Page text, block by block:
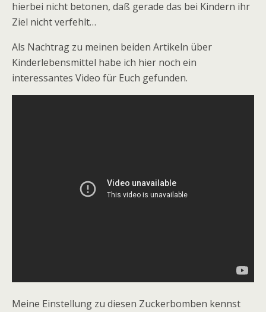
hierbei nicht betonen, daß gerade das bei Kindern ihr
Ziel nicht verfehlt…
Als Nachtrag zu meinen beiden Artikeln über
Kinderlebensmittel habe ich hier noch ein
interessantes Video für Euch gefunden.
Meine Einstellung zu diesen Zuckerbomben kennst